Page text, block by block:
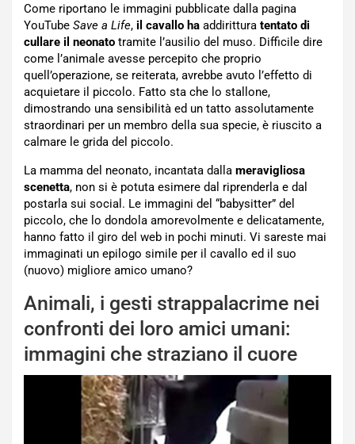
Come riportano le immagini pubblicate dalla pagina
YouTube Save a Life, il cavallo ha addirittura tentato di
cullare il neonato tramite l’ausilio del muso. Difficile dire
come l’animale avesse percepito che proprio
quell’operazione, se reiterata, avrebbe avuto l’effetto di
acquietare il piccolo. Fatto sta che lo stallone,
dimostrando una sensibilità ed un tatto assolutamente
straordinari per un membro della sua specie, è riuscito a
calmare le grida del piccolo.
La mamma del neonato, incantata dalla meravigliosa
scenetta, non si è potuta esimere dal riprenderla e dal
postarla sui social. Le immagini del “babysitter” del
piccolo, che lo dondola amorevolmente e delicatamente,
hanno fatto il giro del web in pochi minuti. Vi sareste mai
immaginati un epilogo simile per il cavallo ed il suo
(nuovo) migliore amico umano?
Animali, i gesti strappalacrime nei
confronti dei loro amici umani:
immagini che straziano il cuore